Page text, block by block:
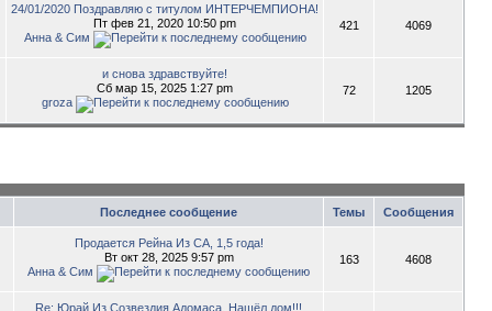
24/01/2020 Поздравляю с титулом ИНТЕРЧЕМПИОНА!
Пт фев 21, 2020 10:50 pm
Анна & Сим
421 4069
и снова здравствуйте!
Сб мар 15, 2025 1:27 pm
groza
72 1205
Последнее сообщение Темы Сообщения
Продается Рейна Из СА, 1,5 года!
Вт окт 28, 2025 9:57 pm
Анна & Сим
163 4608
Re: Юрай Из Созвездия Адомаса. Нашёл дом!!!